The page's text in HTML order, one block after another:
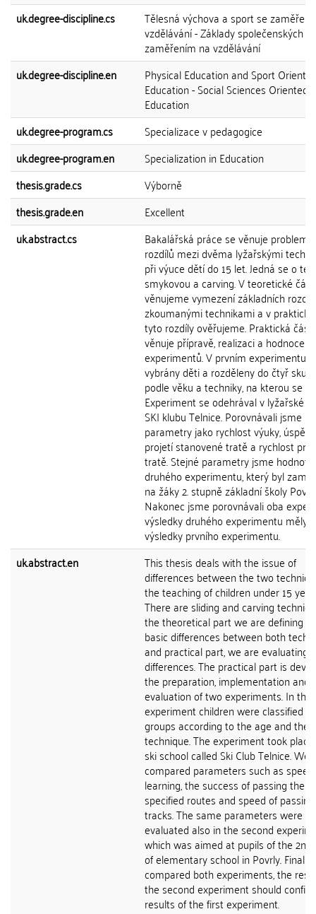
uk.degree-discipline.cs
Tělesná výchova a sport se
vzdělávání - Základy společenských
zaměřením na vzdělávání
uk.degree-discipline.en
Physical Education and Sport
Education - Social Sciences Oriented
Education
uk.degree-program.cs
Specializace v pedagogice
uk.degree-program.en
Specialization in Education
thesis.grade.cs
Výborně
thesis.grade.en
Excellent
uk.abstract.cs
Bakalářská práce se věnuje
rozdílů mezi dvěma lyžařskými
při výuce dětí do 15 let. Jedná se o
smykovou a carving. V teoretické
věnujeme vymezení základních
zkoumanými technikami a v
tyto rozdíly ověřujeme. Praktická část
věnuje přípravě, realizaci a
experimentů. V prvním experimentu
vybrány děti a rozděleny do čtyř
podle věku a techniky, na kterou se
Experiment se odehrával v lyžařské
SKI klubu Telnice. Porovnávali jsme
parametry jako rychlost výuky,
projetí stanovené tratě a rychlost
tratě. Stejné parametry jsme
druhého experimentu, který byl
na žáky 2. stupně základní školy
Nakonec jsme porovnávali oba
výsledky druhého experimentu měly
výsledky prvního experimentu.
uk.abstract.en
This thesis deals with the issue of
differences between the two
the teaching of children under 15
There are sliding and carving
the theoretical part we are defining
basic differences between both
and practical part, we are evaluating
differences. The practical part is
the preparation, implementation and
evaluation of two experiments. In the
experiment children were classified
groups according to the age and the
technique. The experiment took
ski school called Ski Club Telnice. We
compared parameters such as
learning, the success of passing the
specified routes and speed of passing
tracks. The same parameters were
evaluated also in the second
which was aimed at pupils of the 2nd
of elementary school in Povrly.
compared both experiments, the
the second experiment should
results of the first experiment.